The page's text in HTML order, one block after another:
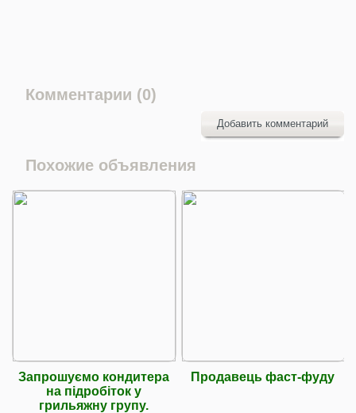
Комментарии (0)
Добавить комментарий
Похожие объявления
Запрошуємо кондитера
на підробіток у
грильяжну групу.
Продавець фаст-фуду